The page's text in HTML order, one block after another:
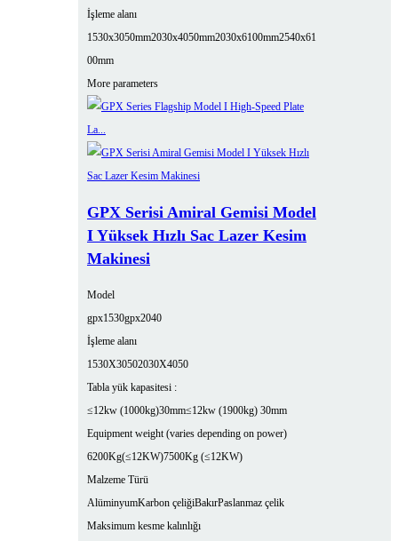
İşleme alanı
1530x3050mm2030x4050mm2030x6100mm2540x61
00mm
More parameters
GPX Serisi Amiral Gemisi Model
I Yüksek Hızlı Sac Lazer Kesim
Makinesi
Model
gpx1530gpx2040
İşleme alanı
1530X30502030X4050
Tabla yük kapasitesi :
≤12kw (1000kg)30mm≤12kw (1900kg) 30mm
Equipment weight (varies depending on power)
6200Kg(≤12KW)7500Kg (≤12KW)
Malzeme Türü
AlüminyumKarbon çeliğiBakırPaslanmaz çelik
Maksimum kesme kalınlığı